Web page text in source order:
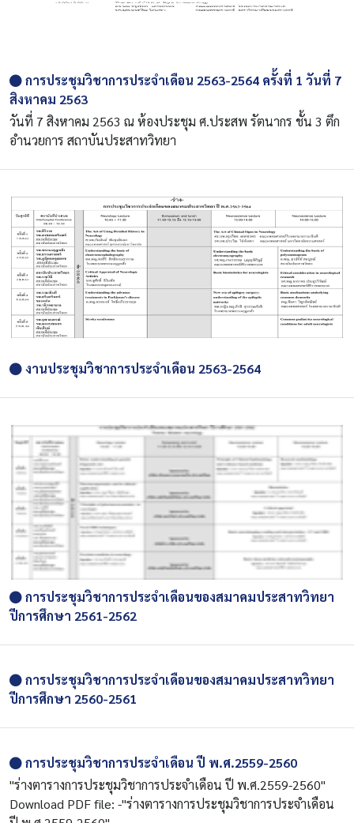
การประชุมวิชาการประจำเดือน 2563-2564 ครั้งที่ 1 วันที่ 7
สิงหาคม 2563
วันที่ 7 สิงหาคม 2563 ณ ห้องประชุม ศ.ประสพ รัตนากร ชั้น 3 ตึก
อำนวยการ สถาบันประสาทวิทยา
งานประชุมวิชาการประจำเดือน 2563-2564
การประชุมวิชาการประจำเดือนของสมาคมประสาทวิทยา
ปีการศึกษา 2561-2562
การประชุมวิชาการประจำเดือนของสมาคมประสาทวิทยา
ปีการศึกษา 2560-2561
การประชุมวิชาการประจำเดือน ปี พ.ศ.2559-2560
"ร่างตารางการประชุมวิชาการประจำเดือน ปี พ.ศ.2559-2560"
Download PDF file: -"ร่างตารางการประชุมวิชาการประจำเดือน